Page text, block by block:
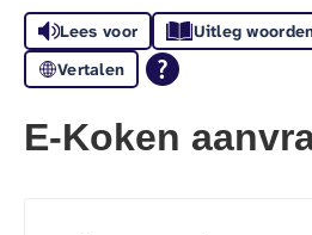
Lees voor Uitleg
Vertalen
E-Koken